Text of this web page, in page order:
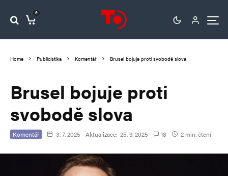
0
Home Publicistika Komentář Brusel bojuje proti svobodě slova
Brusel bojuje proti
svobodě slova
Komentář 3. 7. 2025 Aktualizace: 25. 9. 2025 18 2 min. čtení